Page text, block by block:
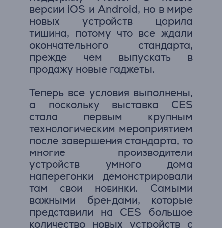
версии iOS и Android, но в мире
новых устройств царила
тишина, потому что все ждали
окончательного стандарта,
прежде чем выпускать в
продажу новые гаджеты.
Теперь все условия выполнены,
а поскольку выставка CES
стала первым крупным
технологическим мероприятием
после завершения стандарта, то
многие производители
устройств умного дома
наперегонки демонстрировали
там свои новинки. Самыми
важными брендами, которые
представили на CES большое
количество новых устройств с